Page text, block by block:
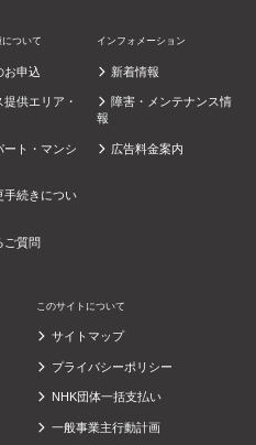
ついて
お申込
提供エリア・
ート・マンシ
手続きについ
ご質問
インフォメーション
新着情報
障害・メンテナンス情
報
広告料金案内
このサイトについて
サイトマップ
プライバシーポリシー
NHK団体一括支払い
一般事業主行動計画